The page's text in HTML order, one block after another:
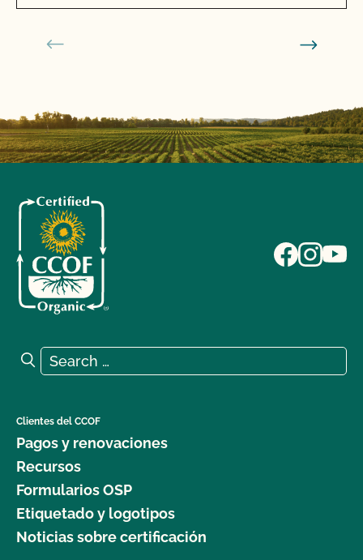
Search for:
Search
Clientes del CCOF
Pagos y renovaciones
Recursos
Formularios OSP
Etiquetado y logotipos
Noticias sobre certificación